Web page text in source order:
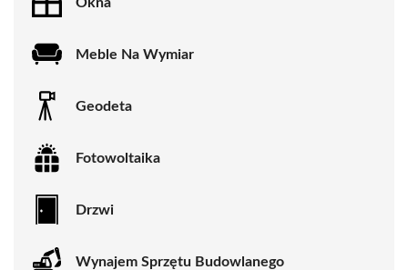
Meble Na Wymiar
Geodeta
Fotowoltaika
Drzwi
Wynajem Sprzętu Budowlanego